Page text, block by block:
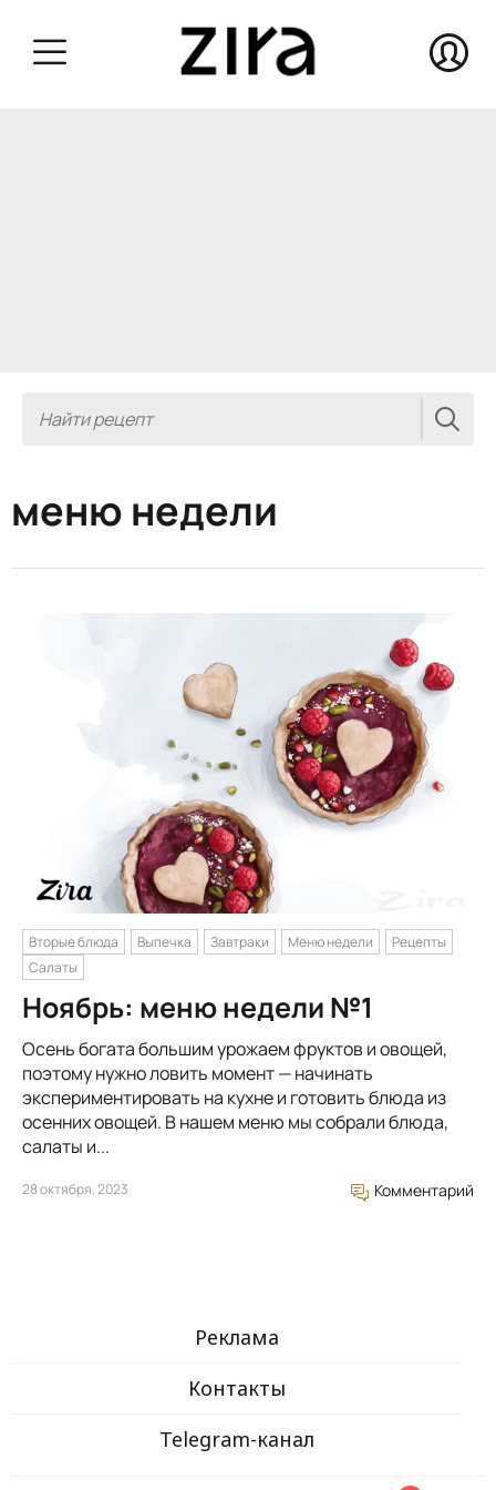
меню недели
Вторые блюда Выпечка Завтраки Меню недели
Рецепты
Салаты
Ноябрь: меню недели №1
Осень богата большим урожаем фруктов и овощей,
поэтому нужно ловить момент — начинать
экспериментировать на кухне и готовить блюда из
осенних овощей. В нашем меню мы собрали блюда,
салаты и...
28 октября, 2023 Комментарий
Реклама
Контакты
Telegram-канал